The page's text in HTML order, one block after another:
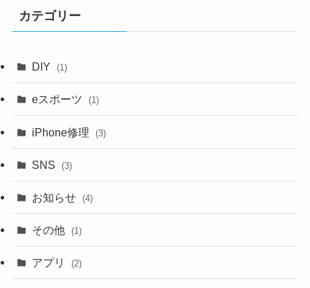
ブ
カテゴリー
DIY (1)
eスポーツ (1)
iPhone修理 (3)
SNS (3)
お知らせ (4)
その他 (1)
アプリ (2)